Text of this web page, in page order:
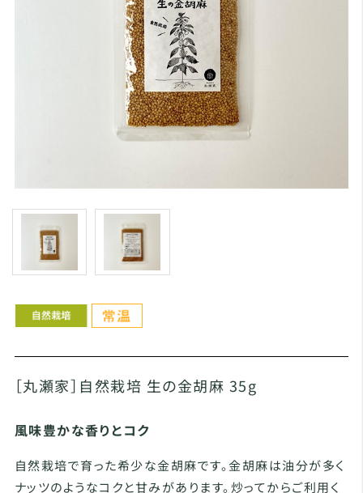
［丸瀬家］自然栽培 生の金胡麻 35g
風味豊かな香りとコク
自然栽培で育った希少な金胡麻です。金胡麻は油分が多く
ナッツのようなコクと甘みがあります。炒ってからご利用く